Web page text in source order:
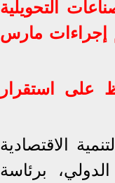
التحويلية
إجراءات مارس
على استقرار
الاقتصادية
برئاسة